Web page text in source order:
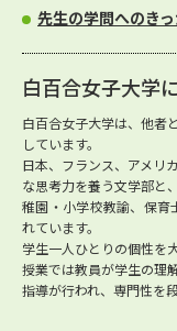
先生の学問へのき
白百合女子大学
白百合女子大学は、他者
しています。
日本、フランス、アメリ
な思考力を養う文学部と
稚園・小学校教諭、保育
れています。
学生一人ひとりの個性を
授業では教員が学生の理
指導が行われ、専門性を